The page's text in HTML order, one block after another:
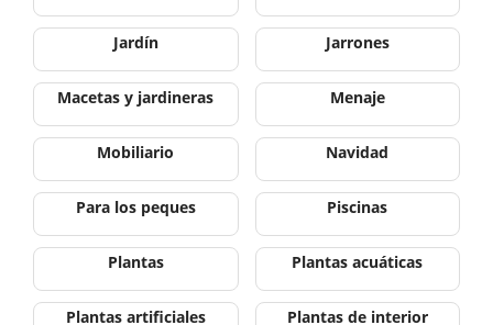
Jardín Jarrones
Macetas y jardineras Menaje
Mobiliario Navidad
Para los peques Piscinas
Plantas Plantas acuáticas
Plantas artificiales Plantas de interior